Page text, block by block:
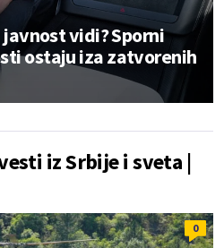
javnost vidi? Sporni
ostaju iza zatvorenih
iz Srbije i sveta |
0